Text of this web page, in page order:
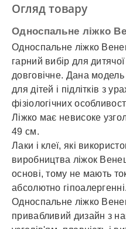
✓ Детальніше
Огляд товару
Односпальне ліжко
Односпальне ліжко
гарний вибір для
довговічне. Дана
для дітей і підлітків з
фізіологічних
Ліжко має невисоке
49 см.
Лаки і клеї, які
виробництва ліжок
основі, тому не мають
абсолютно гіпоалергенні.
Односпальне ліжко
привабливий дизайн з